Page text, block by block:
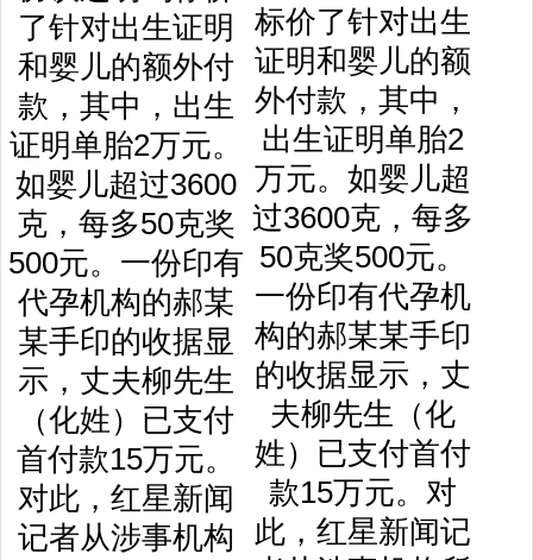
标价了针对出生
证明和婴儿的额
外付款，其中，
出生证明单胎2
万元。如婴儿超
过3600克，每多
50克奖500元。
一份印有代孕机
构的郝某某手印
的收据显示，丈
夫柳先生（化
姓）已支付首付
款15万元。对
此，红星新闻记